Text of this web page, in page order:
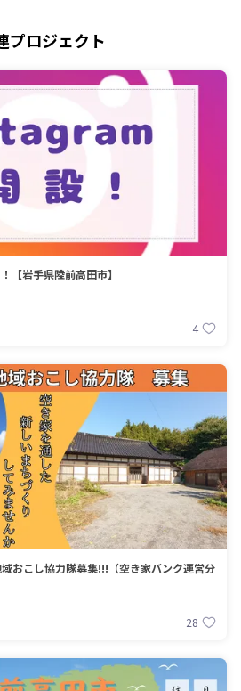
プロジェクト
岩手県陸前高田市】
4
こし協力隊募集!!!（空き家バンク運営分
28